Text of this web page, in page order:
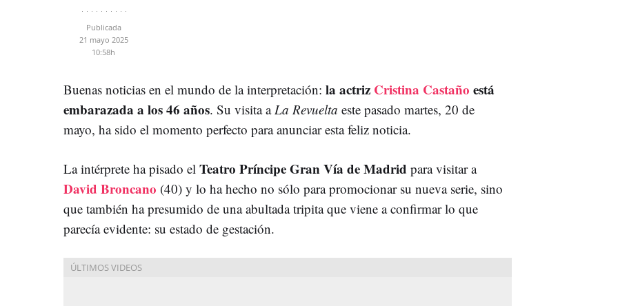
Publicada
21 mayo 2025
10:58h
Buenas noticias en el mundo de la interpretación: la actriz Cristina Castaño está
embarazada a los 46 años. Su visita a La Revuelta este pasado martes, 20 de
mayo, ha sido el momento perfecto para anunciar esta feliz noticia.
La intérprete ha pisado el Teatro Príncipe Gran Vía de Madrid para visitar a
David Broncano (40) y lo ha hecho no sólo para promocionar su nueva serie, sino
que también ha presumido de una abultada tripita que viene a confirmar lo que
parecía evidente: su estado de gestación.